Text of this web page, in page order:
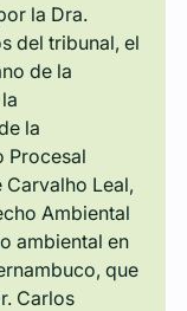
la Dra.
del tribunal, el
de la
la
Procesal
Leal,
Ambiental
ambiental en
que
Carlos